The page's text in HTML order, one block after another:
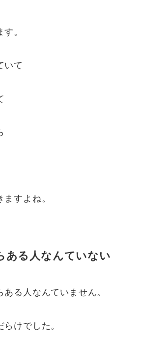
。
いて
すよね。
ある人なんていない
る人なんていません。
けでした。